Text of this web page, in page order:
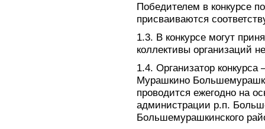
Победителем в конкурсе
присваиваются
1.3. В конкурсе могут
коллективы организаций
1.4. Организатор
Мурашкино
проводится ежегодно на
администрации р.п.
Большемурашкинского